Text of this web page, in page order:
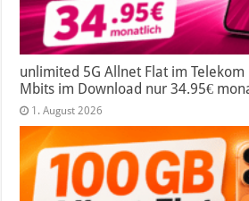
unlimited 5G Allnet Flat im
Mbits im Download nur 34.95€
1. August 2026